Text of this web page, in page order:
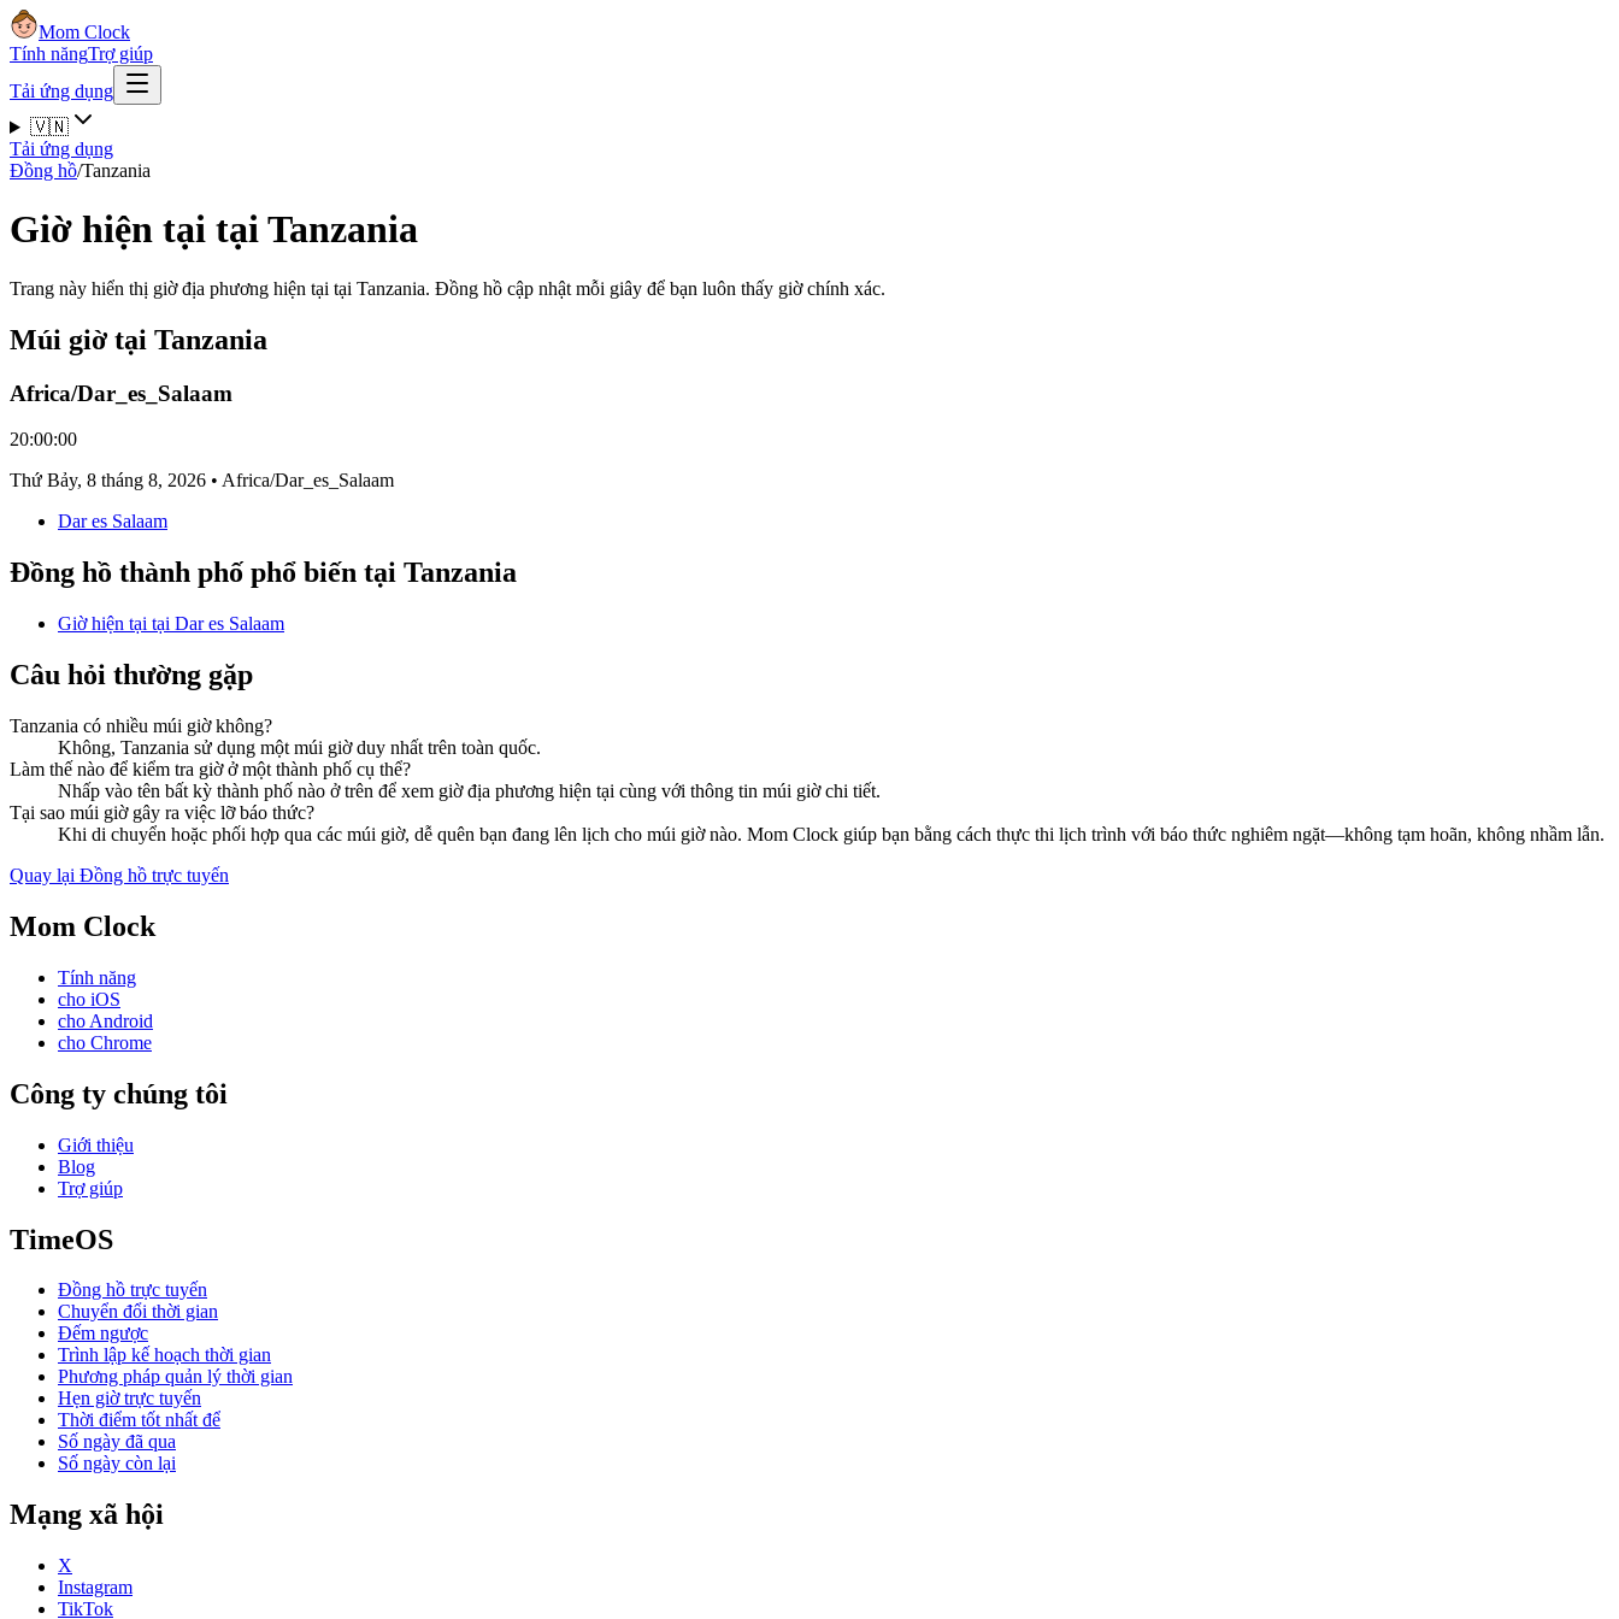
Mom Clock
Tính năngTrợ giúp
Tải ứng dụng
🇻🇳
Tải ứng dụng
Đồng hồ/Tanzania
Giờ hiện tại tại Tanzania
Trang này hiển thị giờ địa phương hiện tại tại Tanzania. Đồng hồ cập nhật mỗi giây để bạn luôn thấy giờ chính xác.
Múi giờ tại Tanzania
Africa/Dar_es_Salaam
20:00:00
Thứ Bảy, 8 tháng 8, 2026 • Africa/Dar_es_Salaam
Dar es Salaam
Đồng hồ thành phố phổ biến tại Tanzania
Giờ hiện tại tại Dar es Salaam
Câu hỏi thường gặp
Tanzania có nhiều múi giờ không?
Không, Tanzania sử dụng một múi giờ duy nhất trên toàn quốc.
Làm thế nào để kiểm tra giờ ở một thành phố cụ thể?
Nhấp vào tên bất kỳ thành phố nào ở trên để xem giờ địa phương hiện tại cùng với thông tin múi giờ chi tiết.
Tại sao múi giờ gây ra việc lỡ báo thức?
Khi di chuyển hoặc phối hợp qua các múi giờ, dễ quên bạn đang lên lịch cho múi giờ nào. Mom Clock giúp bạn bằng cách thực thi lịch trình với báo thức nghiêm ngặt—không tạm hoãn, không nhầm lẫn.
Quay lại Đồng hồ trực tuyến
Mom Clock
Tính năng
cho iOS
cho Android
cho Chrome
Công ty chúng tôi
Giới thiệu
Blog
Trợ giúp
TimeOS
Đồng hồ trực tuyến
Chuyển đổi thời gian
Đếm ngược
Trình lập kế hoạch thời gian
Phương pháp quản lý thời gian
Hẹn giờ trực tuyến
Thời điểm tốt nhất để
Số ngày đã qua
Số ngày còn lại
Mạng xã hội
X
Instagram
TikTok